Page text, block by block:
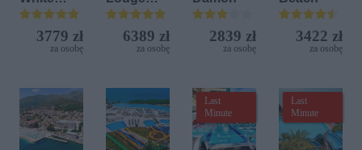
Sensation
3779 zł
za osobę
Beach &
Golf
Resort by
6389 zł
za osobę
2839 zł
za osobę
3422 zł
za osobę
Last
Minute
Last
Minute